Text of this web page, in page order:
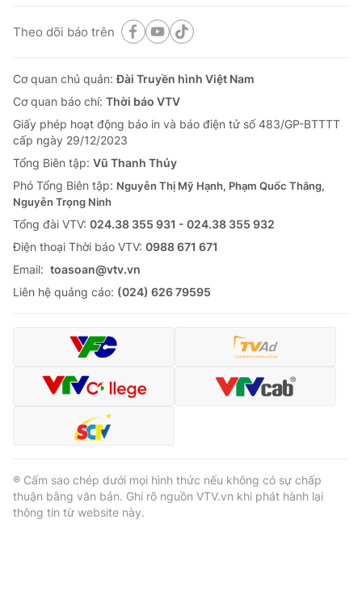
Theo dõi báo trên
Cơ quan chủ quản:Đài Truyền hình Việt Nam
Cơ quan báo chí: Thời báo VTV
Giấy phép hoạt động báo in và báo điện tử số 483/GP-BTTTT
cấp ngày 29/12/2023
Tổng Biên tập: Vũ Thanh Thủy
Phó Tổng Biên tập: Nguyễn Thị Mỹ Hạnh, Phạm Quốc Thắng,
Nguyễn Trọng Ninh
Tổng đài VTV: 024.38 355 931 - 024.38 355 932
Ðiện thoại Thời báo VTV: 0988 671 671
Email: toasoan@vtv.vn
Liên hệ quảng cáo: (024) 626 79595
® Cấm sao chép dưới mọi hình thức nếu không có sự chấp
thuận bằng văn bản. Ghi rõ nguồn VTV.vn khi phát hành lại
thông tin từ website này.